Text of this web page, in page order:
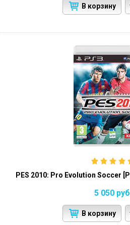
В корзину
PES 2010: Pro Evolution Soccer
5 050
В корзину